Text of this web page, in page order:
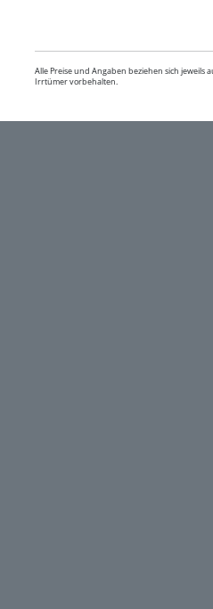
Alle Preise und Angaben beziehen sich
Irrtümer vorbehalten.